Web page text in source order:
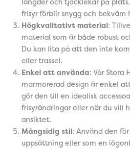
frisyr förblir snygg och bekväm
Högkvalitativt material:
material som är både robust
Du kan lita på att den inte
eller trassel.
Enkel att använda: Vår Stora
marmorerad design är enkel
gör den till en idealisk
frisyrändringar eller när du vill
ansiktet.
Mångsidig stil: Använd den
uppsättning eller som en